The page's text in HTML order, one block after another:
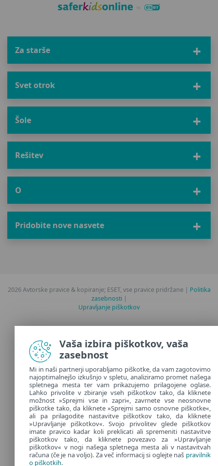
Za starše
Svet otrok
Šole
Rešitev
O
Pridobite nove nasvete
2026 Avtorske pravice & kopiranje; ESET, vse pravice pridržane | Politika
zasebnosti |
Upravljanje piškotkov
Vaša izbira piškotkov, vaša
zasebnost
Mi in naši partnerji uporabljamo piškotke, da vam zagotovimo
najoptimalnejšo izkušnjo v spletu, analiziramo promet našega
spletnega mesta ter vam prikazujemo prilagojene oglase.
Lahko privolite v zbiranje vseh piškotkov tako, da kliknete
možnost »Sprejmi vse in zapri«, zavrnete vse neosnovne
piškotke tako, da kliknete »Sprejmi samo osnovne piškotke«,
ali pa prilagodite nastavitve piškotkov tako, da kliknete
»Upravljanje piškotkov«. Svojo privolitev glede piškotkov
imate pravico kadar koli preklicati ali spremeniti nastavitve
piškotkov tako, da kliknete povezavo za »Upravljanje
piškotkov« v nogi našega spletnega mesta ali v nastavitvah
računa (če je na voljo). Za več informacij si oglejte naš pravilnik
o piškotkih.